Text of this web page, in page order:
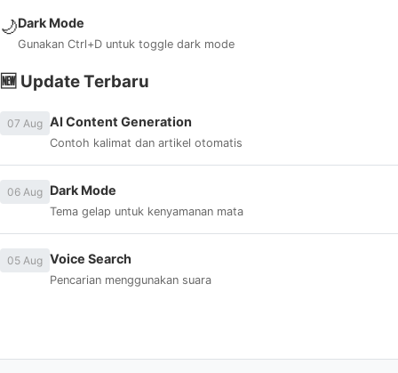
🌙Dark Mode
Gunakan Ctrl+D untuk toggle dark mode
🆕 Update Terbaru
07 Aug AI Content Generation
Contoh kalimat dan artikel otomatis
06 Aug Dark Mode
Tema gelap untuk kenyamanan mata
05 Aug Voice Search
Pencarian menggunakan suara